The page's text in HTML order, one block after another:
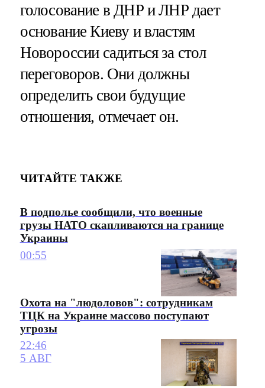
голосование в ДНР и ЛНР дает
основание Киеву и властям
Новороссии садиться за стол
переговоров. Они должны
определить свои будущие
отношения, отмечает он.
ЧИТАЙТЕ ТАКЖЕ
В подполье сообщили, что военные
грузы НАТО скапливаются на границе
Украины
00:55
Охота на "людоловов": сотрудникам
ТЦК на Украине массово поступают
угрозы
22:46
5 АВГ